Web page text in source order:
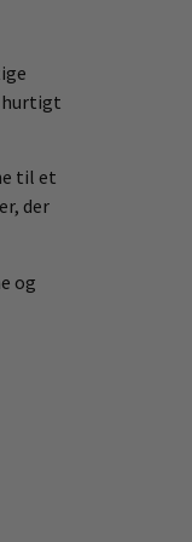
hurtigt
til et
der
og